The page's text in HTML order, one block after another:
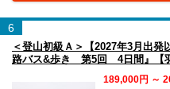
6
＜登山初級Ａ＞【2027年3月出
路バス&歩き 第5回 4日間』【
189,000円 ～